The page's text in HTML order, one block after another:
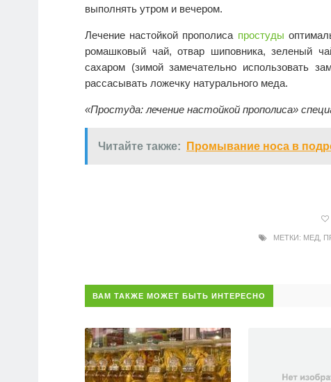
выполнять утром и вечером.
Лечение настойкой прополиса простуды
ромашковый чай, отвар шиповника, зеленый
сахаром (зимой замечательно использовать
рассасывать ложечку натурального меда.
«Простуда: лечение настойкой прополиса»
Читайте также: Промывание носа в
МЕТКИ: МЕД,
ВАМ ТАКЖЕ МОЖЕТ БЫТЬ ИНТЕРЕСНО